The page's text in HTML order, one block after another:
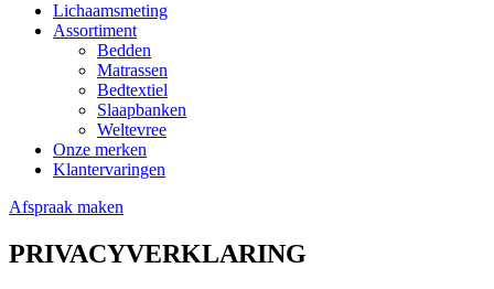
Lichaamsmeting
Assortiment
Bedden
Matrassen
Bedtextiel
Slaapbanken
Weltevree
Onze merken
Klantervaringen
Afspraak maken
PRIVACYVERKLARING